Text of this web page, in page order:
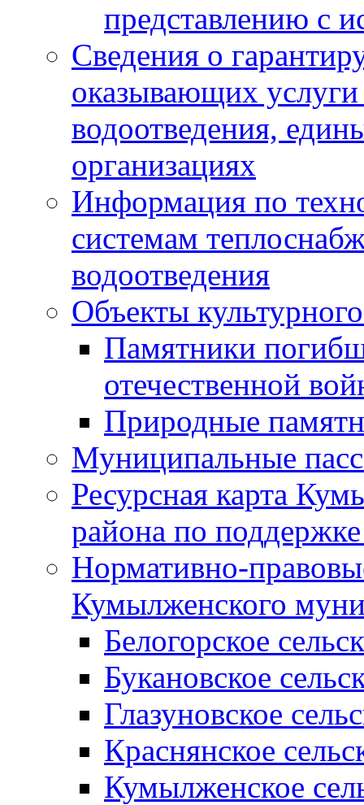
представлению с
Сведения о
оказывающих
водоотведения,
организациях
Информация по
системам
водоотведения
Объекты
Памятники
отечественной
Природные
Муниципальные
Ресурсная карта
района по
Нормативно-
Кумылженского
Белогорское
Букановское
Глазуновское
Краснянское
Кумылженское